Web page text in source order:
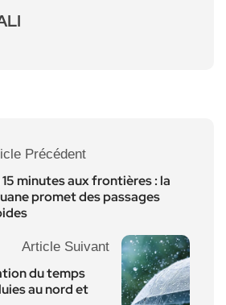
Précédent
15 minutes aux frontières : la
promet des passages
Article Suivant
du temps
au nord et